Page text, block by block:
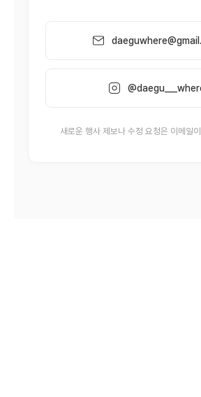
새로운 행사 제보나 수정 요청은 이메일